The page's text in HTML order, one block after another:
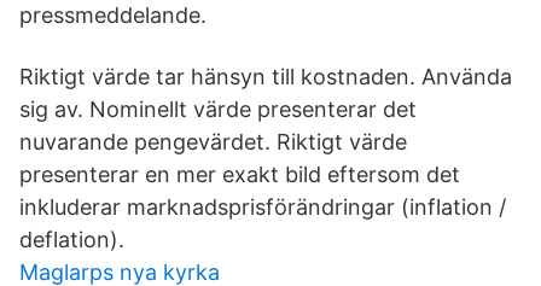
pressmeddelande.
Riktigt värde tar hänsyn till kostnaden. Använda
sig av. Nominellt värde presenterar det
nuvarande pengevärdet. Riktigt värde
presenterar en mer exakt bild eftersom det
inkluderar marknadsprisförändringar (inflation /
deflation).
Maglarps nya kyrka